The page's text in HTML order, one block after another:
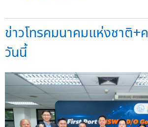
ข่าวโทรคมนาคมแห่งชาติ+
วันนี้